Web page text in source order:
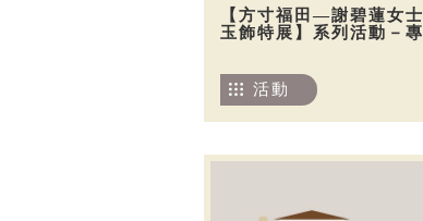
【方寸福田—謝碧蓮女
玉飾特展】系列活動－
活動